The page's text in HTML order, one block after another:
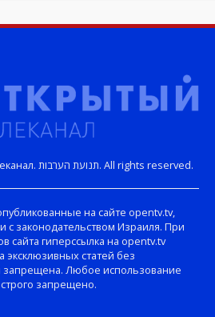
Copyright © Открытый телеканал. תנועת הערבות. All rights reserved.
на сайте opentv.tv,
с законодательством Израиля. При
сайта гиперссылка на opentv.tv
эксклюзивных статей без
запрещена. Любое использование
запрещено.